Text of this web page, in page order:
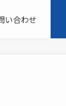
い合わせ